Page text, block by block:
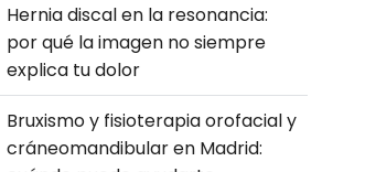
Hernia discal en la resonancia:
por qué la imagen no siempre
explica tu dolor
Bruxismo y fisioterapia orofacial y
cráneomandibular en Madrid: